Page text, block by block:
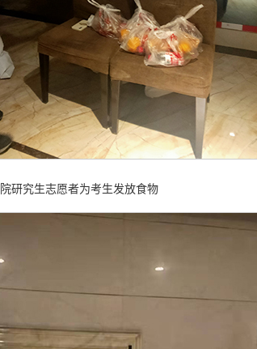
研究生志愿者为考生发放食物